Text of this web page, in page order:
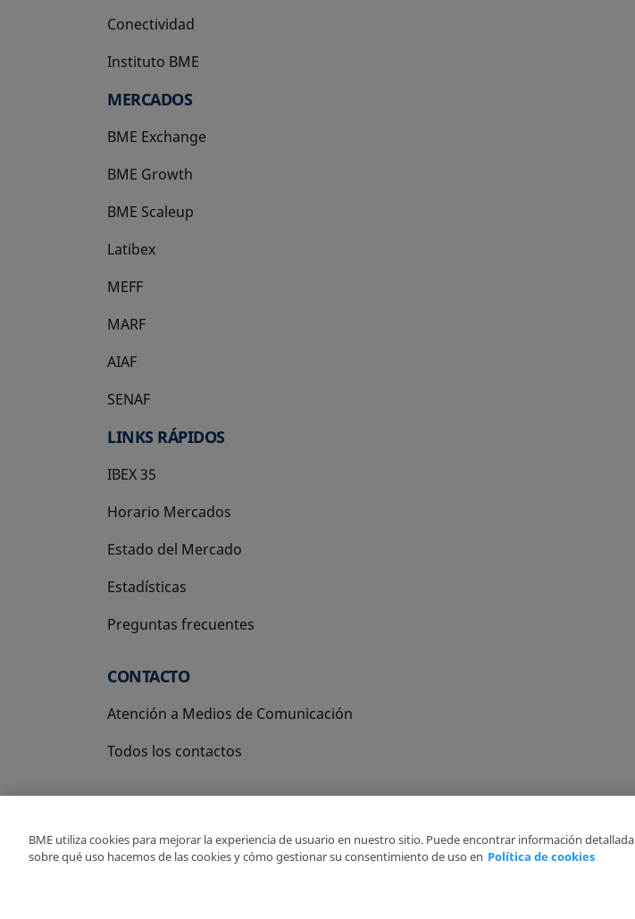
Conectividad
Instituto BME
se abre en una pestaña nueva
MERCADOS
BME Exchange
BME Growth
se abre en una pestaña nueva
BME Scaleup
se abre en una pestaña nueva
Latibex
se abre en una pestaña nueva
MEFF
se abre en una pestaña nueva
MARF
AIAF
SENAF
LINKS RÁPIDOS
IBEX 35
Horario Mercados
Estado del Mercado
Estadísticas
Preguntas frecuentes
CONTACTO
Atención a Medios de Comunicación
Todos los contactos
Copyright Ⓒ BME 2026
BME utiliza cookies para mejorar la experiencia de usuario en nuestro sitio. Puede encontrar información detallada
sobre qué uso hacemos de las cookies y cómo gestionar su consentimiento de uso en Política de cookies